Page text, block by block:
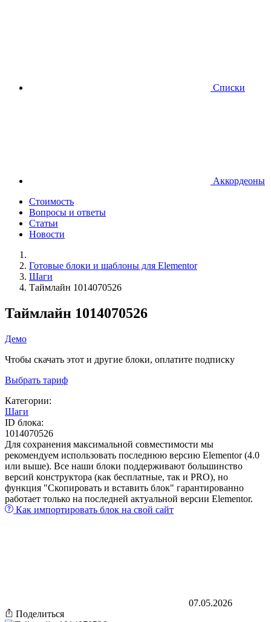
Списки
Аккордеоны
Стоимость
Вопросы и ответы
Статьи
Новости
Готовые блоки и шаблоны для Elementor
Шаги
Таймлайн 1014070526
Таймлайн 1014070526
Демо
Чтобы скачать этот и другие блоки, оплатите подписку
Выбрать тариф
Категории:
Шаги
ID блока:
1014070526
Для сохранения максимальной совместимости мы
рекомендуем использовать последнюю версию Elementor (4.0
или выше). Все наши блоки поддерживают большинство
версий конструктора (как бесплатные, так и PRO), но
функция "Скопировать и вставить блок" гарантированно
работает только на последней актуальной версии Elementor.
Как импортировать блок на свой сайт
07.05.2026
Поделиться